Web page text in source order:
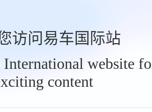
访问易车国际站
website
content